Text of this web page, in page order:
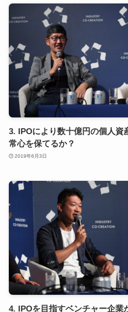
3. IPOにより数十億円の個人資
常心を保てるか？
2019年6月3日
4. IPOを目指すベンチャー企業